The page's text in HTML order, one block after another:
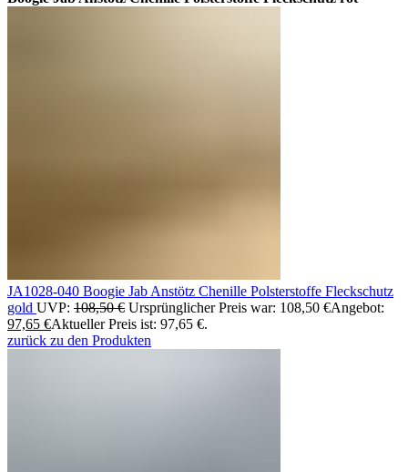
JA1028-040 Boogie Jab Anstötz Chenille Polsterstoffe Fleckschutz
gold UVP: 108,50€ Ursprünglicher Preis war: 108,50 €Angebot:
97,65 €Aktueller Preis ist: 97,65 €.
zurück zu den Produkten